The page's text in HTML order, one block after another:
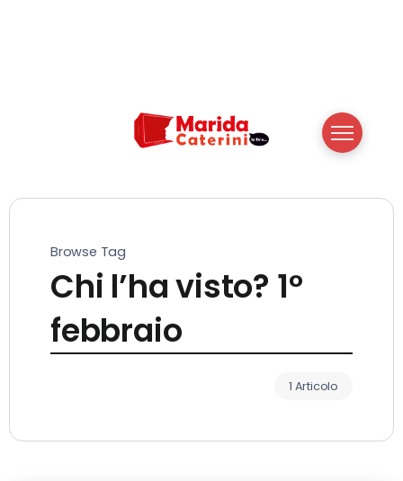
Browse Tag
Chi l’ha visto? 1°
febbraio
1 Articolo